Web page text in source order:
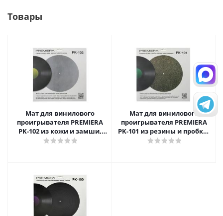
Товары
Мат для винилового
проигрывателя PREMIERA
PK-102 из кожи и замши,
диаметр 300 мм.
Мат для винилового
проигрывателя PREMIERA
PK-101 из резины и пробки,
диаметр 300 мм.